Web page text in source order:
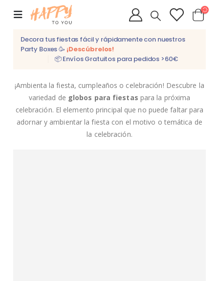
Decora tus fiestas fácil y rápidamente con nuestros
Party Boxes 🥳 ¡Descúbrelos!
📦 Envíos Gratuitos para pedidos >60€
¡Ambienta la fiesta, cumpleaños o celebración! Descubre la
variedad de globos para fiestas para la próxima
celebración. El elemento principal que no puede faltar para
adornar y ambientar la fiesta con el motivo o temática de
la celebración.